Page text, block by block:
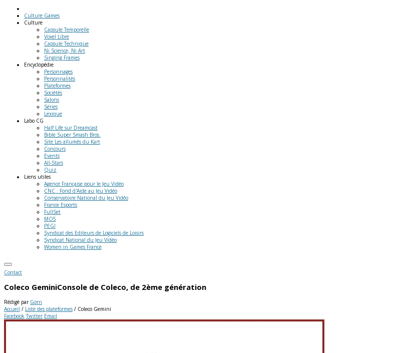
Culture Games
Culture
Capsule Temporelle
Voxel Libre
Capsule Technique
Ni Science, Ni Art
Singing Frames
Encyclopédie
Personnages
Personnalités
Plateformes
Sociétés
Salons
Séries
Lexique
Labo CG
Half Life sur Dreamcast
Bible Super Smash Bros.
Site Les allumés du Kart
Concours
Events
All-Stars
Quiz
Liens utiles
Agence Française pour le Jeu Vidéo
CNC : Fond d'Aide au Jeu Vidéo
Conservatoire National du Jeu Vidéo
France Esports
FullSet
MO5
PEGI
Syndicat des Editeurs de Logiciels de Loisirs
Syndicat National du Jeu Vidéo
Women in Games France
Contact
Coleco GeminiConsole de Coleco, de 2ème génération
Rédigé par Gorn
Accueil / Liste des plateformes / Coleco Gemini
Facebook Twitter Email